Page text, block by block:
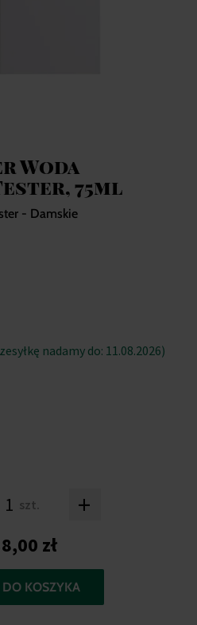
Woda
75ml
- Damskie
nadamy do: 11.08.2026)
szt. +
zł
KOSZYKA